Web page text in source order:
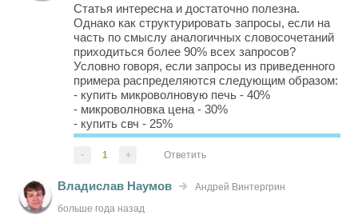
Статья интересна и достаточно полезна.
Однако как структурировать запросы, если на
часть по смыслу аналогичных словосочетаний
приходиться более 90% всех запросов?
Условно говоря, если запросы из приведенного
примера распределяются следующим образом:
- купить микроволновую печь - 40%
- микроволновка цена - 30%
- купить свч - 25%
- остальные - 5%
Стоит ли разделять эти (с большим трафиком)
сути не...
- 1 + Ответить
Владислав Наумов
Андрей Винтергрин
больше года назад